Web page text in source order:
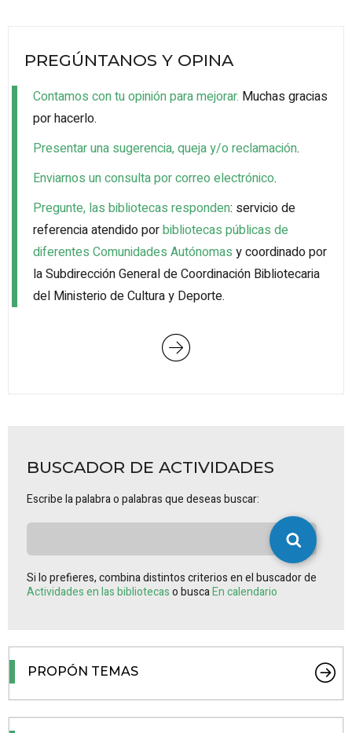
PREGÚNTANOS Y OPINA
Contamos con tu opinión para mejorar. Muchas gracias
por hacerlo.
Presentar una sugerencia, queja y/o reclamación.
Enviarnos un consulta por correo electrónico.
Pregunte, las bibliotecas responden: servicio de
referencia atendido porbibliotecas públicas de
diferentes Comunidades Autónomas y coordinado por
la Subdirección General de Coordinación Bibliotecaria
del Ministerio de Cultura y Deporte.
BUSCADOR DE ACTIVIDADES
Escribe la palabra o palabras que deseas buscar:
Si lo prefieres, combina distintos criterios en el buscador de
Actividades en las bibliotecaso buscaEn calendario
PROPÓN TEMAS